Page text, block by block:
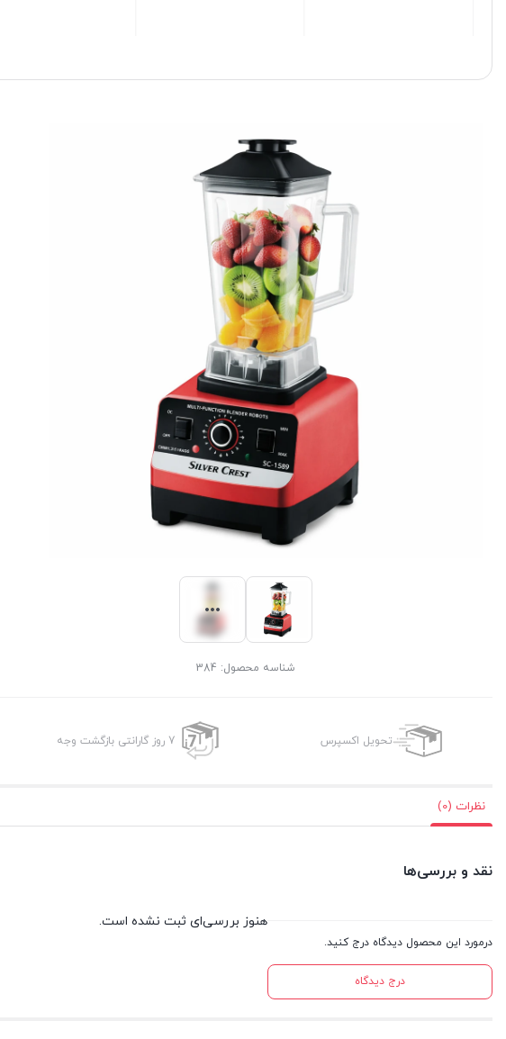
شناسه محصول: 384
تحویل اکسپرس 7 روز گارانتی بازگشت وجه
نظرات (0)
نقد و بررسی‌ها
درمورد این محصول دیدگاه درج کنید.
درج دیدگاه
هنوز بررسی‌ای ثبت نشده است.